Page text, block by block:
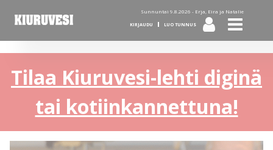
Sunnuntai 9.8.2026 - Erja, Eira ja Natalie
KIRJAUDU LUO TUNNUS
Tilaa Kiuruvesi-lehti diginä
tai kotiinkannettuna!